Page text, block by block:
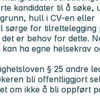
kandidater til å søke,
hull i CV-en eller
sørge for tilrettelegging
er behov for dette.
ha egne helsekrav
§ 25 andre
bli offentliggjort
om ikke å bli oppført